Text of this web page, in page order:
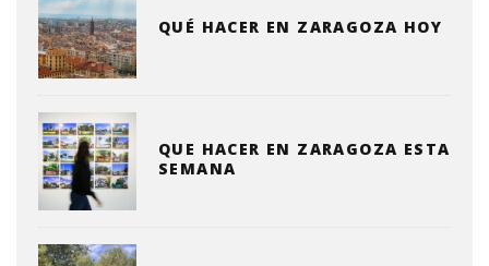
QUÉ HACER EN ZARAGOZA HOY
QUE HACER EN ZARAGOZA ESTA
SEMANA